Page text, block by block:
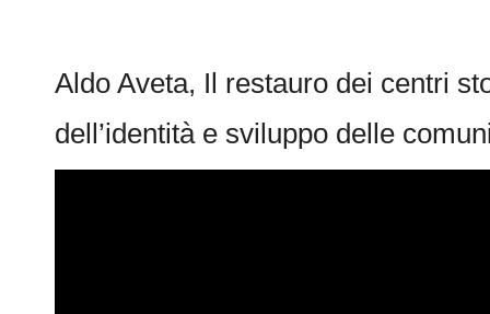
Aldo Aveta, Il restauro dei centri
dell’identità e sviluppo delle